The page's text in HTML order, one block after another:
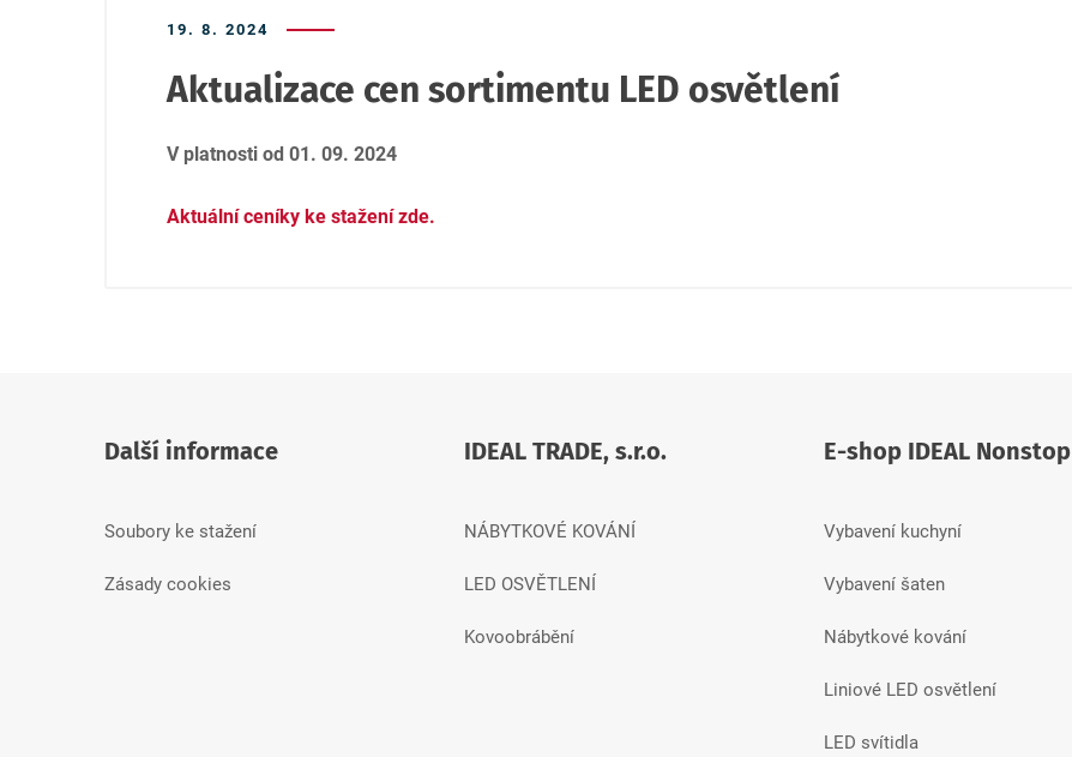
19. 8. 2024
Aktualizace cen sortimentu LED osvětlení
V platnosti od 01. 09. 2024
Aktuální ceníky ke stažení zde.
Další informace
Soubory ke stažení
Zásady cookies
IDEAL TRADE, s.r.o.
NÁBYTKOVÉ KOVÁNÍ
LED OSVĚTLENÍ
Kovoobrábění
E-shop IDEAL Nonstop
Vybavení kuchyní
Vybavení šaten
Nábytkové kování
Liniové LED osvětlení
LED svítidla